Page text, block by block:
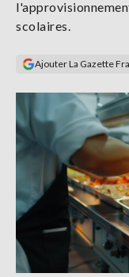
scolaires.
Ajouter La Gazette